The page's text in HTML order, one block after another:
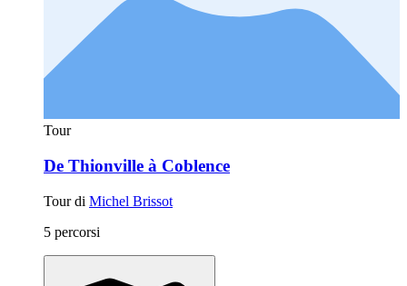
Tour
De Thionville à Coblence
Tour di Michel Brissot
5 percorsi